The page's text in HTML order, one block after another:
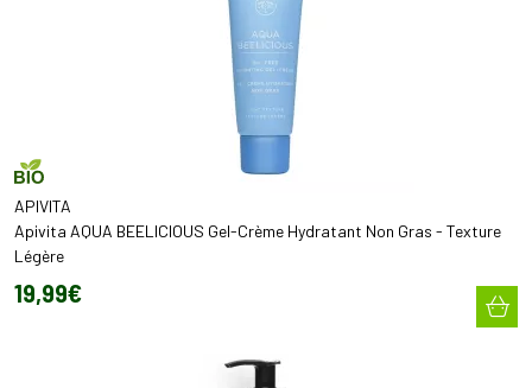
APIVITA
Apivita AQUA BEELICIOUS Gel-Crème Hydratant Non Gras - Texture
Légère
19,99€